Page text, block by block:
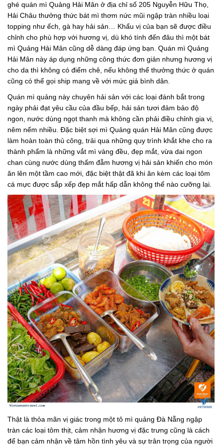
ghé quán mì Quảng Hải Mân ở địa chỉ số 205 Nguyễn Hữu Thọ,
Hải Châu thưởng thức bát mì thơm nức mũi ngập tràn nhiều loại
topping như ếch, gà hay hải sản… Khẩu vị của bạn sẽ được điều
chỉnh cho phù hợp với hương vị, dù khó tính đến đâu thì một bát
mì Quảng Hải Mân cũng dễ dàng đáp ứng bạn. Quán mì Quảng
Hải Mân này áp dụng những công thức đơn giản nhưng hương vị
cho da thì không có điểm chê, nếu không thể thưởng thức ở quán
cũng có thể gọi ship mang về với mức giá bình dân.
Quán mì quảng này chuyên hải sản với các loại đánh bắt trong
ngày phải đạt yêu cầu của đầu bếp, hải sản tươi đảm bảo độ
ngon, nước dùng ngọt thanh mà không cần phải điều chỉnh gia vị,
nêm nếm nhiều. Đặc biệt sợi mì Quảng quán Hải Mân cũng được
làm hoàn toàn thủ công, trải qua những quy trình khắt khe cho ra
thành phẩm là những vắt mì vàng đều, đẹp mắt, vừa dai ngon
chan cùng nước dùng thấm đẫm hương vị hải sản khiến cho món
ăn lên một tầm cao mới, đặc biệt thật đã khi ăn kèm các loại tôm
cá mực được sắp xếp đẹp mắt hấp dẫn không thể nào cưỡng lại.
Thật là thỏa mãn vị giác trong một tô mì quảng Đà Nẵng ngập
tràn các loại tôm thịt, cảm nhận hương vị đặc trưng cũng là cách
để bạn cảm nhận về tâm hồn tình yêu và sự trân trọng của người